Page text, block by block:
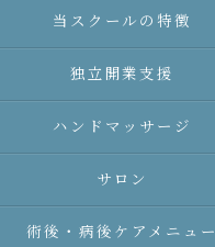
当スクールの特徴
独立開業支援
ハンドマッサージ
サロン
術後・病後ケアメニュー